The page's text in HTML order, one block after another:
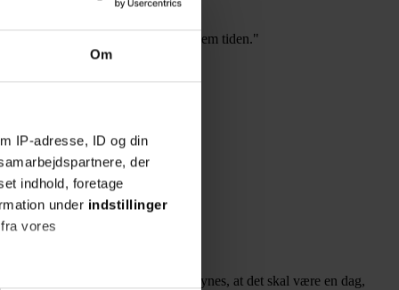
Om
IP-adresse, ID og din
der
indhold, foretage
under indstillinger
vores
omkring dagens program igennem tiden."
at blande store og små, da vi synes, at det skal være en dag,